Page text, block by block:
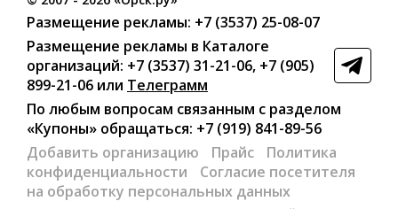
Размещение рекламы: +7 (3537) 25-08-07
Размещение рекламы в Каталоге
организаций: +7 (3537) 31-21-06, +7 (905)
899-21-06 или Телеграмм
По любым вопросам связанным с разделом
«Купоны» обращаться: +7 (919) 841-89-56
Добавить организацию
Прайс
Политика
конфиденциальности
Согласие посетителя
на обработку персональных данных